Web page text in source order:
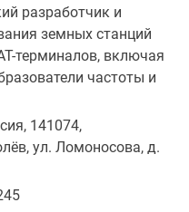
разработчик и
земных станций
терминалов, включая
частоты и
141074,
ул. Ломоносова, д.